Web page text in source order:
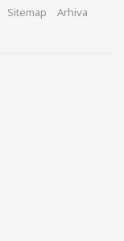
Sitemap
Arhiva